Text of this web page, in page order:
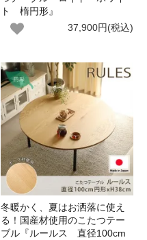
ト 楕円形』
37,900円(税込)
冬暖かく、夏はお洒落に使え
る！国産材使用のこたつテー
ブル『ルールス 直径100cm